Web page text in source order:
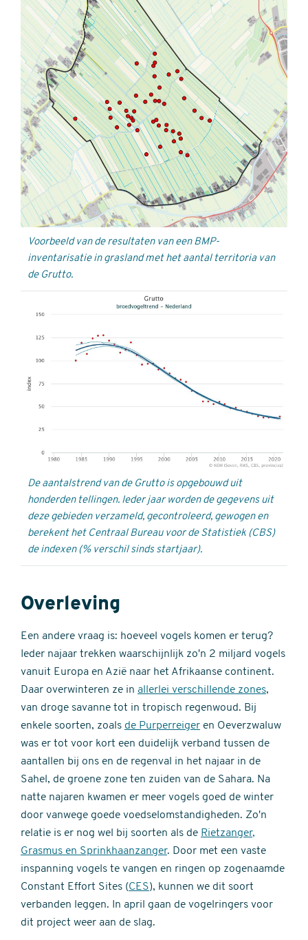
Voorbeeld van de resultaten van een BMP-
inventarisatie in grasland met het aantal territoria van
de Grutto.
De aantalstrend van de Grutto is opgebouwd uit
honderden tellingen. Ieder jaar worden de gegevens uit
deze gebieden verzameld, gecontroleerd, gewogen en
berekent het Centraal Bureau voor de Statistiek (CBS)
de indexen (% verschil sinds startjaar).
Overleving
Een andere vraag is: hoeveel vogels komen er terug?
Ieder najaar trekken waarschijnlijk zo'n 2 miljard vogels
vanuit Europa en Azië naar het Afrikaanse continent.
Daar overwinteren ze in allerlei verschillende zones,
van droge savanne tot in tropisch regenwoud. Bij
enkele soorten, zoals de Purperreiger en Oeverzwaluw
was er tot voor kort een duidelijk verband tussen de
aantallen bij ons en de regenval in het najaar in de
Sahel, de groene zone ten zuiden van de Sahara. Na
natte najaren kwamen er meer vogels goed de winter
door vanwege goede voedselomstandigheden. Zo'n
relatie is er nog wel bij soorten als de Rietzanger,
Grasmus en Sprinkhaanzanger. Door met een vaste
inspanning vogels te vangen en ringen op zogenaamde
Constant Effort Sites (CES), kunnen we dit soort
verbanden leggen. In april gaan de vogelringers voor
dit project weer aan de slag.